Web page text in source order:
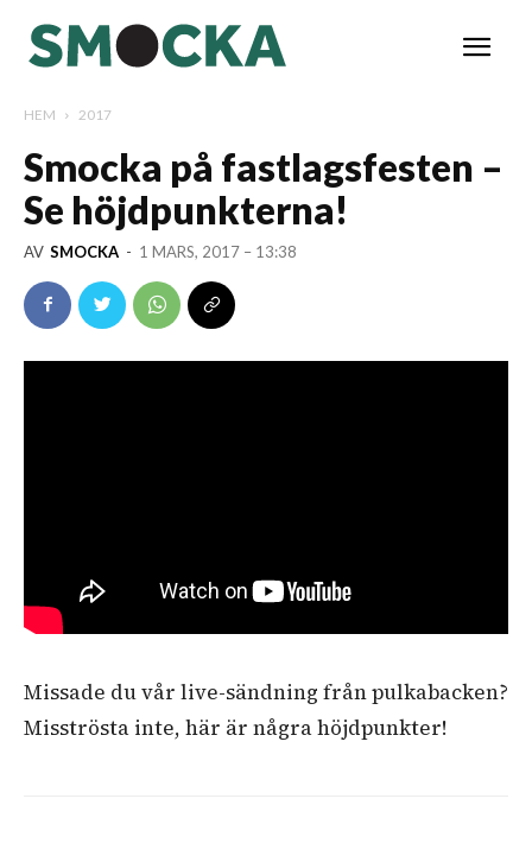
HEM 2017
Smocka på fastlagsfesten –
Se höjdpunkterna!
AV SMOCKA - 1 MARS, 2017 – 13:38
Missade du vår live-sändning från pulkabacken?
Misströsta inte, här är några höjdpunkter!